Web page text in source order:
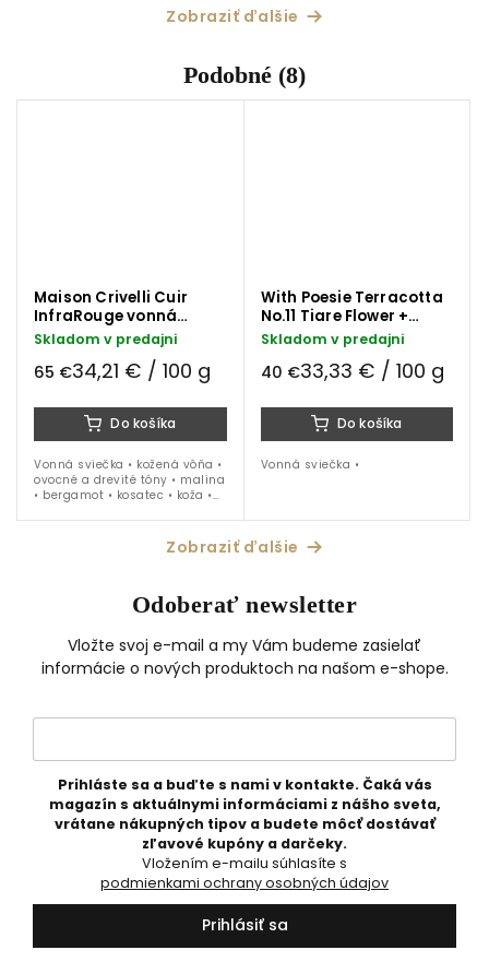
Zobraziť ďalšie
Podobné (8)
Maison Crivelli Cuir
InfraRouge vonná
sviečka 190g
Skladom v predajni
65 €34,21 € / 100 g
Do košíka
Vonná sviečka • kožená vôňa •
ovocné a drevité tóny • malina
• bergamot • kosatec • koža •
With Poesie Terracotta
No.11 Tiare Flower +
Ylang-Ylang vonná
Skladom v predajni
40 €33,33 € / 100 g
Do košíka
Vonná sviečka •
Zobraziť ďalšie
Odoberať newsletter
Vložte svoj e-mail a my Vám budeme zasielať
informácie o nových produktoch na našom e-shope.
Prihláste sa a buďte s nami v kontakte. Čaká vás
magazín s aktuálnymi informáciami z nášho sveta,
vrátane nákupných tipov a budete môcť dostávať
zľavové kupóny a darčeky.
podmienkami ochrany osobných údajov
Prihlásiť sa